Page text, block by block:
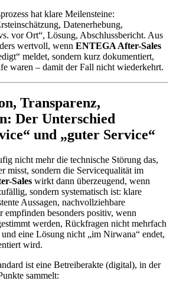
hat klare Meilensteine:
Datenerhebung,
vor Ort“, Lösung, Abschlussbericht. Aus
wertvoll, wenn ENTEGA After-Sales
meldet, sondern kurz dokumentiert,
waren – damit der Fall nicht wiederkehrt.
Transparenz,
Der Unterschied
und „guter Service“
nicht mehr die technische Störung das,
misst, sondern die Servicequalität im
Sales wirkt dann überzeugend, wenn
sondern systematisch ist: klare
Aussagen, nachvollziehbare
empfinden besonders positiv, wenn
werden, Rückfragen nicht mehrfach
und eine Lösung nicht „im Nirwana“ endet,
wird.
ist eine Betreiberakte (digital), in der
sammelt: